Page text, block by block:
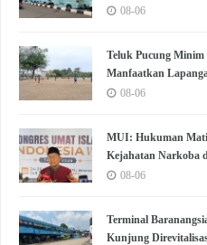
Langsung Nemu"
08-06
Teluk Pucung
Manfaatkan
untuk Olahraga dan
08-06
MUI: Hukuman
Kejahatan Narkoba
Belum untuk
08-06
Terminal
Kunjung